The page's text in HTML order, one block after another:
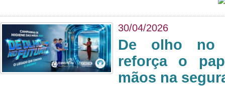
30/04/2026
De olho no
reforça o
mãos na